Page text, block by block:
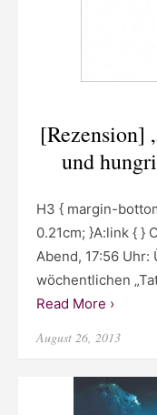
[Rezension]
und
H3 { margin-
0.21cm; }A:link { }
Abend, 17:56
wöchentlichen
Read More ›
Posted
August 26, 2013